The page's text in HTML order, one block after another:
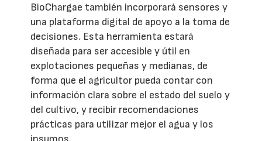
BioChargae también incorporará sensores y
una plataforma digital de apoyo a la toma de
decisiones. Esta herramienta estará
diseñada para ser accesible y útil en
explotaciones pequeñas y medianas, de
forma que el agricultor pueda contar con
información clara sobre el estado del suelo y
del cultivo, y recibir recomendaciones
prácticas para utilizar mejor el agua y los